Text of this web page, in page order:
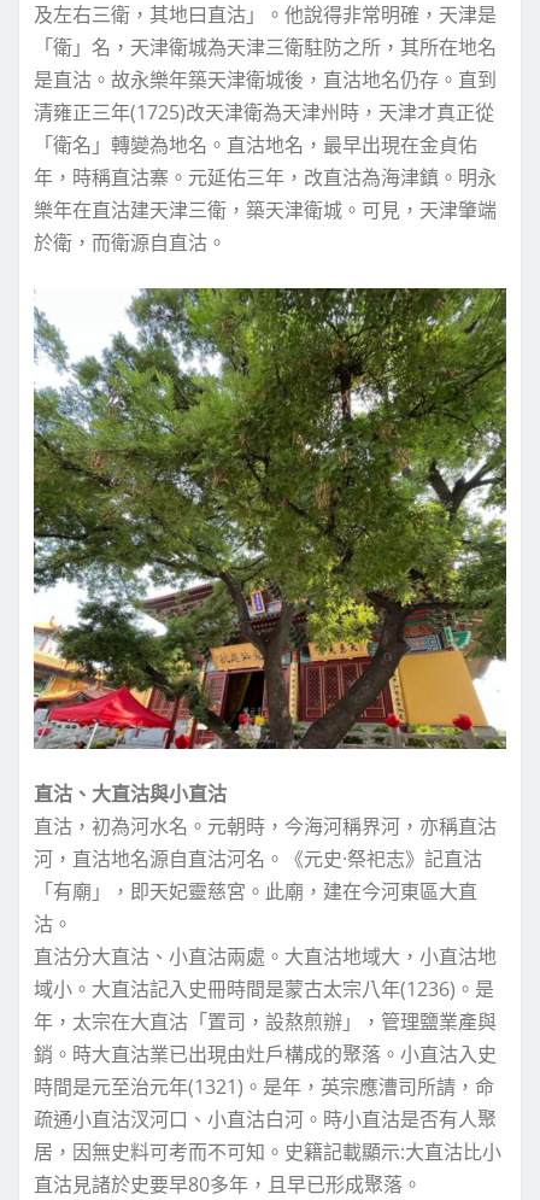
及左右三衛，其地曰直沽」。他說得非常明確，天津是
「衛」名，天津衛城為天津三衛駐防之所，其所在地名
是直沽。故永樂年築天津衛城後，直沽地名仍存。直到
清雍正三年(1725)改天津衛為天津州時，天津才真正從
「衛名」轉變為地名。直沽地名，最早出現在金貞佑
年，時稱直沽寨。元延佑三年，改直沽為海津鎮。明永
樂年在直沽建天津三衛，築天津衛城。可見，天津肇端
於衛，而衛源自直沽。
直沽、大直沽與小直沽
直沽，初為河水名。元朝時，今海河稱界河，亦稱直沽
河，直沽地名源自直沽河名。《元史·祭祀志》記直沽
「有廟」，即天妃靈慈宮。此廟，建在今河東區大直
沽。
直沽分大直沽、小直沽兩處。大直沽地域大，小直沽地
域小。大直沽記入史冊時間是蒙古太宗八年(1236)。是
年，太宗在大直沽「置司，設熬煎辦」，管理鹽業產與
銷。時大直沽業已出現由灶戶構成的聚落。小直沽入史
時間是元至治元年(1321)。是年，英宗應漕司所請，命
疏通小直沽汊河口、小直沽白河。時小直沽是否有人聚
居，因無史料可考而不可知。史籍記載顯示:大直沽比小
直沽見諸於史要早80多年，且早已形成聚落。